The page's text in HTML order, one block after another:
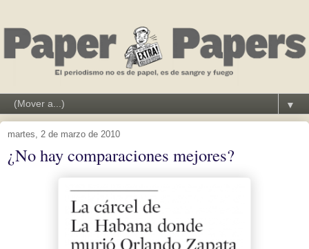
▼
martes, 2 de marzo de 2010
¿No hay comparaciones mejores?